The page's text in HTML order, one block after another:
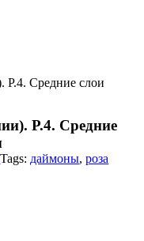
Р.4. Средние слои
Р.4. Средние
Tags: даймоны,роза